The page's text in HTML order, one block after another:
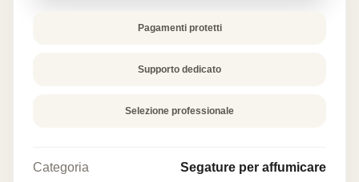
Pagamenti protetti
Supporto dedicato
Selezione professionale
Categoria Segature per affumicare